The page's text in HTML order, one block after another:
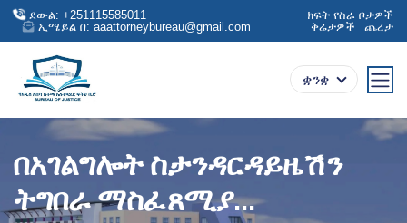
ደውል: +251115585011
ኢሜይል በ: aaattorneybureau@gmail.com
ክፍት የስራ ቦታዎች
ቅሬታዎች
ጨረታ
ቋንቋ
በአገልግሎት ስታንዳርዳይዜሽን
ትግበራ ማስፈጸሚያ...